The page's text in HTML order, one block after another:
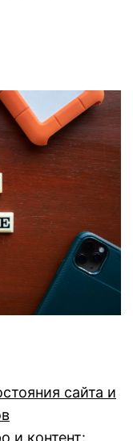
сайта и
и контент: